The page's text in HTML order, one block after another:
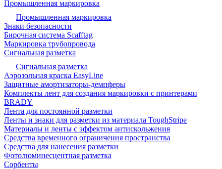
Промышленная маркировка
Промышленная маркировка
Знаки безопасности
Бирочная система Scafftag
Маркировка трубопровода
Сигнальная разметка
Сигнальная разметка
Аэрозольная краска EasyLine
Защитные амортизаторы-демпферы
Комплекты лент для создания маркировки с принтерами
BRADY
Лента для постоянной разметки
Ленты и знаки для разметки из материала ToughStripe
Материалы и ленты с эффектом антискольжения
Средства временного ограничения пространства
Средства для нанесения разметки
Фотолюминесцентная разметка
Сорбенты